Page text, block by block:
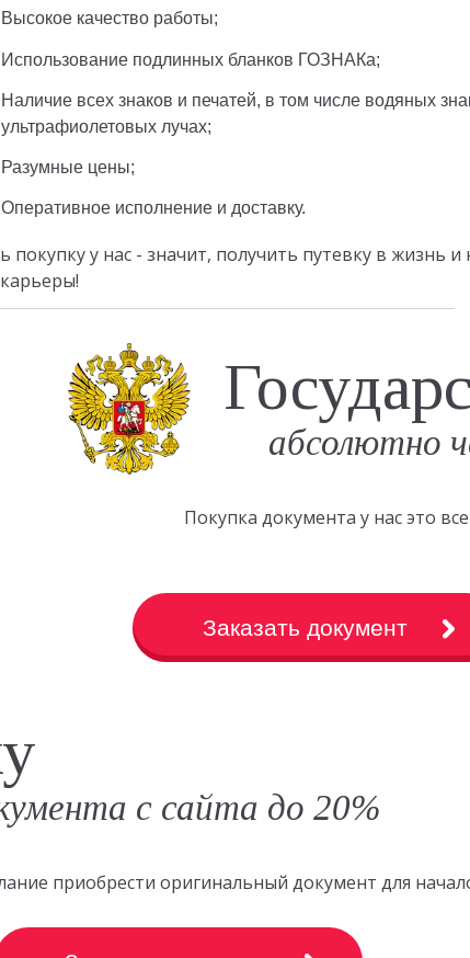
высокое качество работы;
использование подлинных бланков ГОЗНАКа;
наличие всех знаков и печатей, в том числе водяных знаков и видимых в
ультрафиолетовых лучах;
разумные цены;
оперативное исполнение и доставку.
покупку у нас - значит, получить путевку в жизнь
абсолютно
Покупка документа у нас это
Заказать документ
с сайта до 20%
приобрести оригинальный документ для